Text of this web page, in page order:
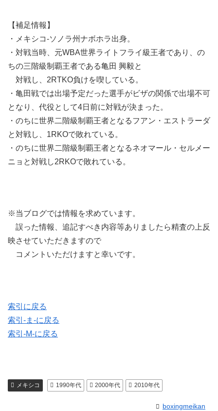
【補足情報】
・メキシコ-ソノラ州ナボホラ出身。
・対戦当時、元WBA世界ライトフライ級王者であり、の
ちの三階級制覇王者である亀田 興毅と
対戦し、2RTKO負けを喫している。
・亀田戦では出場予定だった選手がビザの関係で出場不可
となり、代役として4日前に対戦が決まった。
・のちに世界二階級制覇王者となるフアン・エストラーダ
と対戦し、1RKOで敗れている。
・のちに世界二階級制覇王者となるネオマール・セルメー
ニョと対戦し2RKOで敗れている。
※当ブログでは情報を求めています。
誤った情報、追記すべき内容等ありましたら精査の上反
映させていただきますので
コメントいただけますと幸いです。
索引に戻る
索引-ま-に戻る
索引-M-に戻る
メキシコ 1990年代 2000年代 2010年代
boxingmeikan